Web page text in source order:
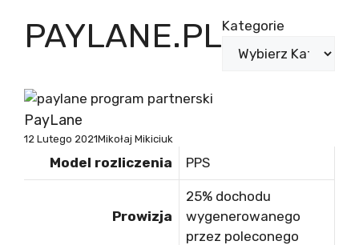
PAYLANE.PLKategorie
PayLane
12 Lutego 2021Mikołaj Mikiciuk
Model rozliczenia PPS
Prowizja
25% dochodu
wygenerowanego
przez poleconego